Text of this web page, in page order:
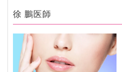
徐 鵬医師